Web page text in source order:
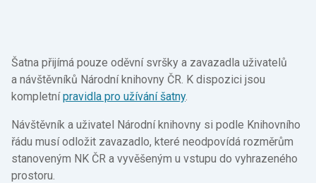
Šatna přijímá pouze oděvní svršky a zavazadla uživatelů
a návštěvníků Národní knihovny ČR. K dispozici jsou
kompletnípravidla pro užívání šatny.
Návštěvník a uživatel Národní knihovny si podle Knihovního
řádu musí odložit zavazadlo, které neodpovídá rozměrům
stanoveným NK ČR a vyvěšeným u vstupu do vyhrazeného
prostoru.